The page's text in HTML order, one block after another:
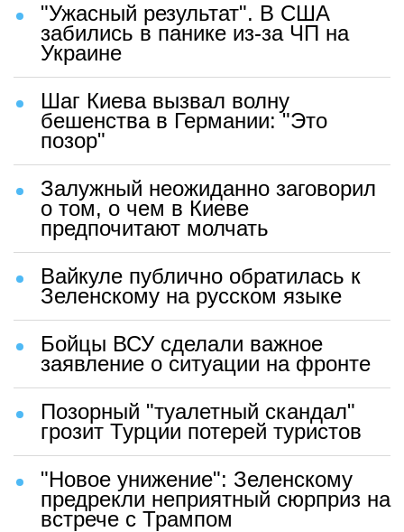
"Ужасный результат". В США
забились в панике из-за ЧП на
Украине
Шаг Киева вызвал волну
бешенства в Германии: "Это
позор"
Залужный неожиданно заговорил
о том, о чем в Киеве
предпочитают молчать
Вайкуле публично обратилась к
Зеленскому на русском языке
Бойцы ВСУ сделали важное
заявление о ситуации на фронте
Позорный "туалетный скандал"
грозит Турции потерей туристов
"Новое унижение": Зеленскому
предрекли неприятный сюрприз на
встрече с Трампом